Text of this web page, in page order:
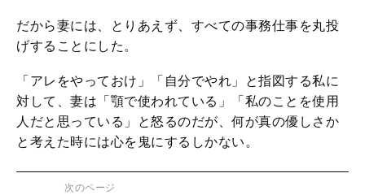
だから妻には、とりあえず、すべての事務仕事を丸投
げすることにした。
「アレをやっておけ」「自分でやれ」と指図する私に
対して、妻は「顎で使われている」「私のことを使用
人だと思っている」と怒るのだが、何が真の優しさか
と考えた時には心を鬼にするしかない。
次のページ